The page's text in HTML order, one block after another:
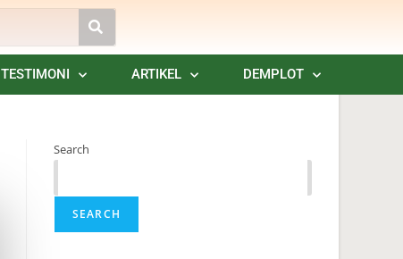
TESTIMONI ARTIKEL DEMPLOT
Search
SEARCH